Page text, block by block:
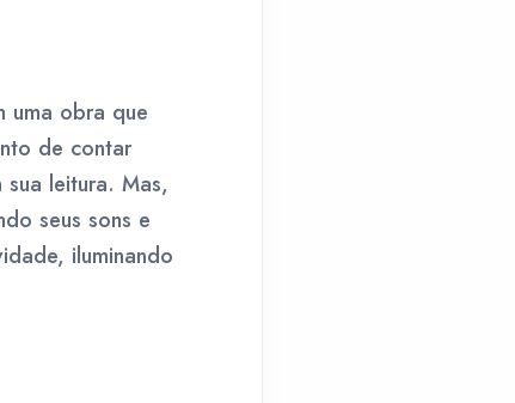
uma obra que
de contar
leitura. Mas,
seus sons e
iluminando